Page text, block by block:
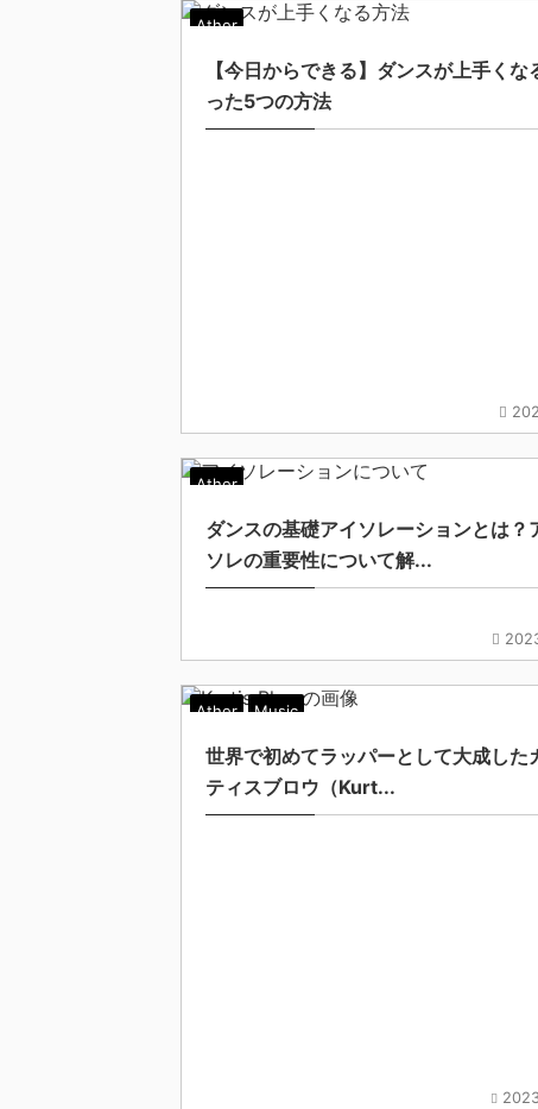
Ather
【今日からできる】ダンスが上手くな
った5つの方法
Ather
ダンスの基礎アイソレーションとは？
ソレの重要性について解...
Ather Music
世界で初めてラッパーとして大成した
ティスブロウ（Kurt...